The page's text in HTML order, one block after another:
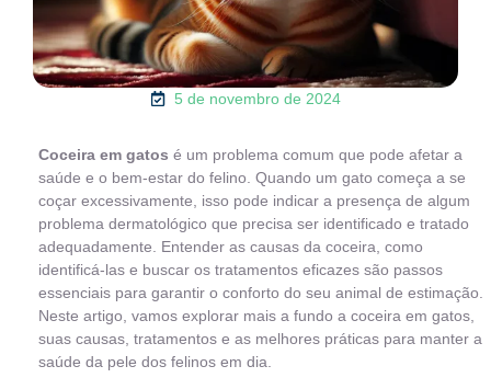
5 de novembro de 2024
Coceira em gatos é um problema comum que pode afetar a
saúde e o bem-estar do felino. Quando um gato começa a se
coçar excessivamente, isso pode indicar a presença de algum
problema dermatológico que precisa ser identificado e tratado
adequadamente. Entender as causas da coceira, como
identificá-las e buscar os tratamentos eficazes são passos
essenciais para garantir o conforto do seu animal de estimação.
Neste artigo, vamos explorar mais a fundo a coceira em gatos,
suas causas, tratamentos e as melhores práticas para manter a
saúde da pele dos felinos em dia.